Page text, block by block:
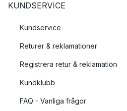
KUNDSERVICE
Kundservice
Returer & reklamationer
Registrera retur & reklamation
Kundklubb
FAQ - Vanliga frågor